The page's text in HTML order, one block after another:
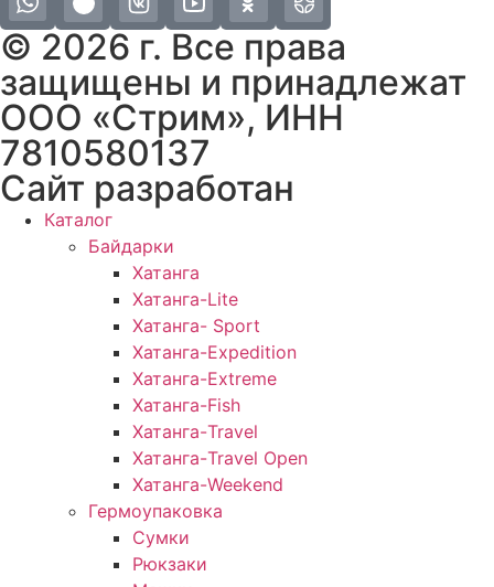
© 2026 г. Все права
защищены и принадлежат
ООО «Стрим», ИНН
7810580137
Сайт разработан
Каталог
Байдарки
Хатанга
Хатанга-Lite
Хатанга- Sport
Хатанга-Expedition
Хатанга-Extreme
Хатанга-Fish
Хатанга-Travel
Хатанга-Travel Open
Хатанга-Weekend
Гермоупаковка
Сумки
Рюкзаки